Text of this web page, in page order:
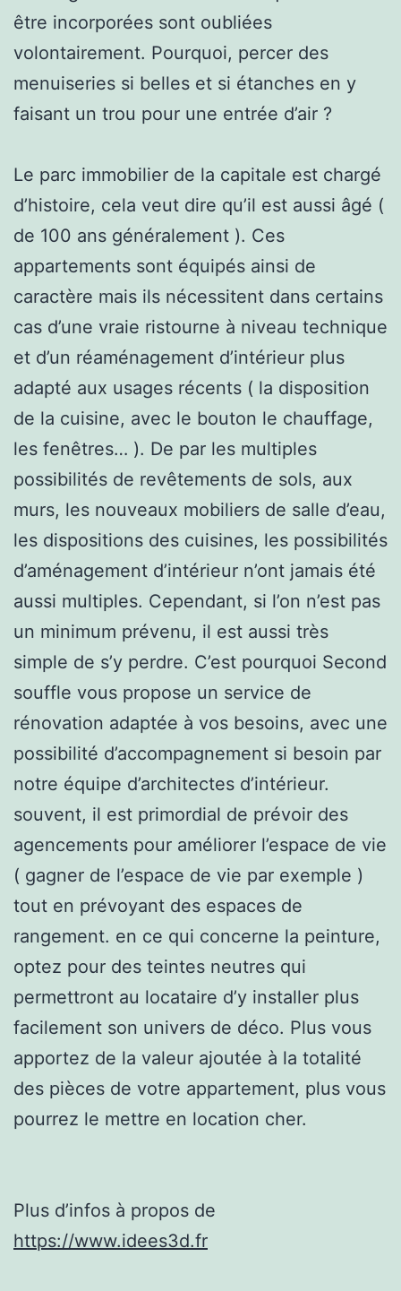
être incorporées sont oubliées
volontairement. Pourquoi, percer des
menuiseries si belles et si étanches en y
faisant un trou pour une entrée d’air ?
Le parc immobilier de la capitale est chargé
d’histoire, cela veut dire qu’il est aussi âgé (
de 100 ans généralement ). Ces
appartements sont équipés ainsi de
caractère mais ils nécessitent dans certains
cas d’une vraie ristourne à niveau technique
et d’un réaménagement d’intérieur plus
adapté aux usages récents ( la disposition
de la cuisine, avec le bouton le chauffage,
les fenêtres… ). De par les multiples
possibilités de revêtements de sols, aux
murs, les nouveaux mobiliers de salle d’eau,
les dispositions des cuisines, les possibilités
d’aménagement d’intérieur n’ont jamais été
aussi multiples. Cependant, si l’on n’est pas
un minimum prévenu, il est aussi très
simple de s’y perdre. C’est pourquoi Second
souffle vous propose un service de
rénovation adaptée à vos besoins, avec une
possibilité d’accompagnement si besoin par
notre équipe d’architectes d’intérieur.
souvent, il est primordial de prévoir des
agencements pour améliorer l’espace de vie
( gagner de l’espace de vie par exemple )
tout en prévoyant des espaces de
rangement. en ce qui concerne la peinture,
optez pour des teintes neutres qui
permettront au locataire d’y installer plus
facilement son univers de déco. Plus vous
apportez de la valeur ajoutée à la totalité
des pièces de votre appartement, plus vous
pourrez le mettre en location cher.
Plus d’infos à propos de
https://www.idees3d.fr